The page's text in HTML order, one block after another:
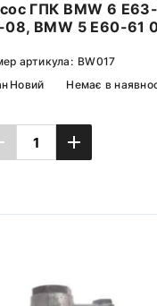
ГПК BMW 6
08, BMW 5 E60-61
артикула: BW017
Новий Немає в